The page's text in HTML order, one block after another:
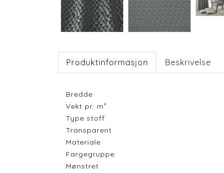
Produktinformasjon Beskrivelse
Bredde
Vekt pr. m²
Type stoff
Transparent
Materiale
Fargegruppe
Mønstret